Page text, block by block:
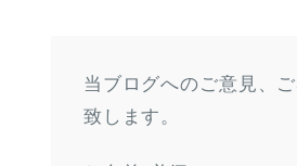
当ブログへのご意見、
致します。